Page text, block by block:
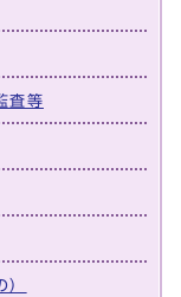
査等
）